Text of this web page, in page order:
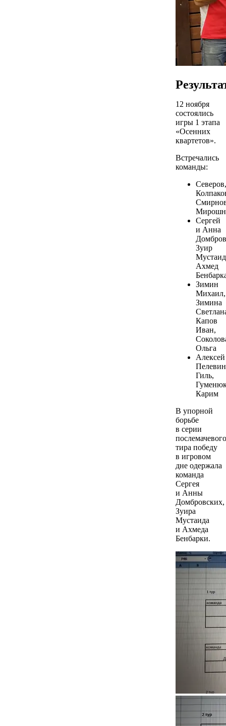
12 ноября
состоялись
игры 1 этапа
«Осенних
квартетов».
Встречались
команды:
Северов,
Сергей
и Анна
Зуир
Ахмед
Зимин
Михаил,
Зимина
Капов
Иван,
Ольга
Алексей
Гиль,
Карим
В упорной
борьбе
в серии
послемачевого
тира победу
в игровом
дне одержала
команда
Сергея
и Анны
Домбровских,
Зуира
Мустаида
и Ахмеда
Бенбарки.